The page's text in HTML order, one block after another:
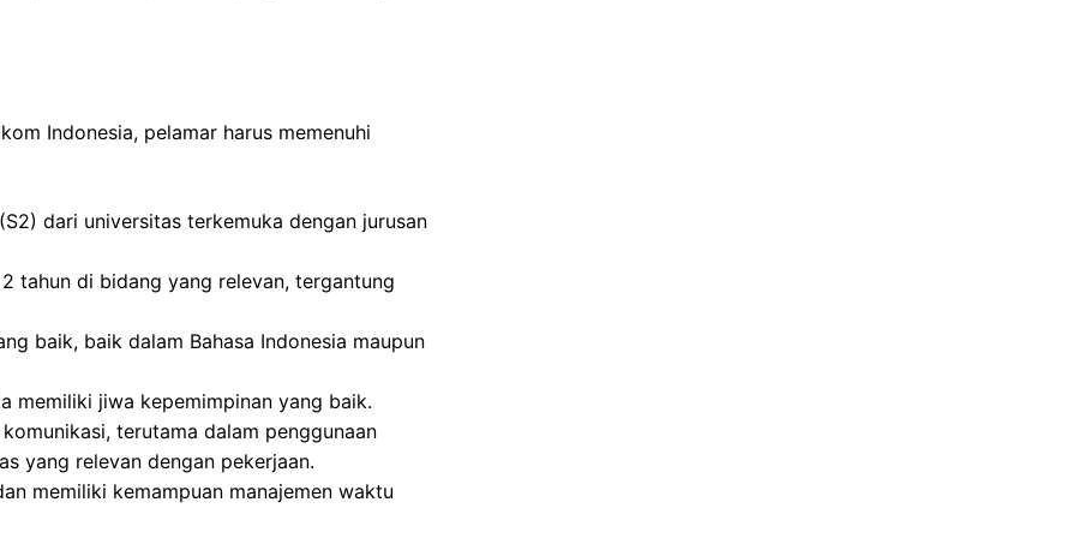
Indonesia, pelamar harus memenuhi
dari universitas terkemuka dengan jurusan
tahun di bidang yang relevan, tergantung
baik, baik dalam Bahasa Indonesia maupun
memiliki jiwa kepemimpinan yang baik.
terutama dalam penggunaan
yang relevan dengan pekerjaan.
memiliki kemampuan manajemen waktu